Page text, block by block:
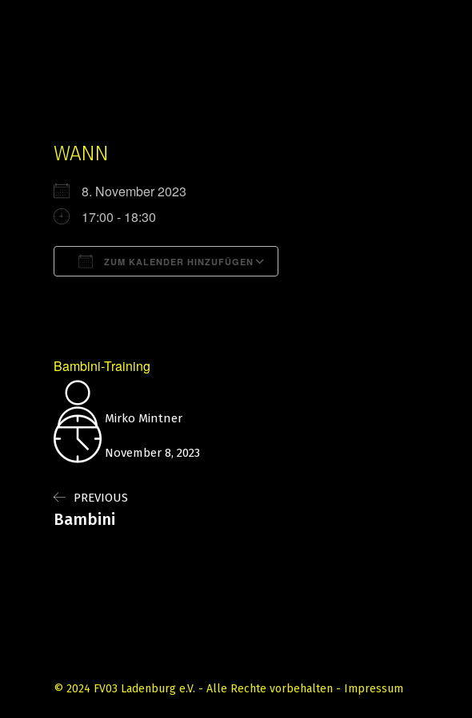
WANN
8. November 2023
17:00 - 18:30
ZUM KALENDER HINZUFÜGEN
Bambini-Training
Mirko Mintner
November 8, 2023
PREVIOUS
Bambini
© 2024 FV03 Ladenburg e.V. - Alle Rechte vorbehalten - Impressum